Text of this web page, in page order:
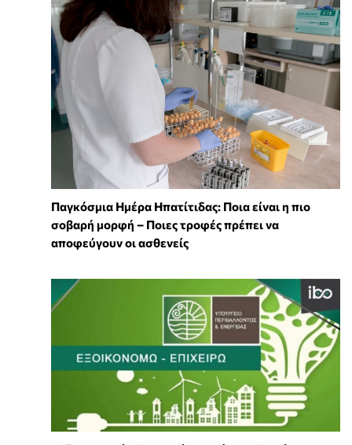
Παγκόσμια Ημέρα Ηπατίτιδας: Ποια είναι η πιο
σοβαρή μορφή – Ποιες τροφές πρέπει να
αποφεύγουν οι ασθενείς